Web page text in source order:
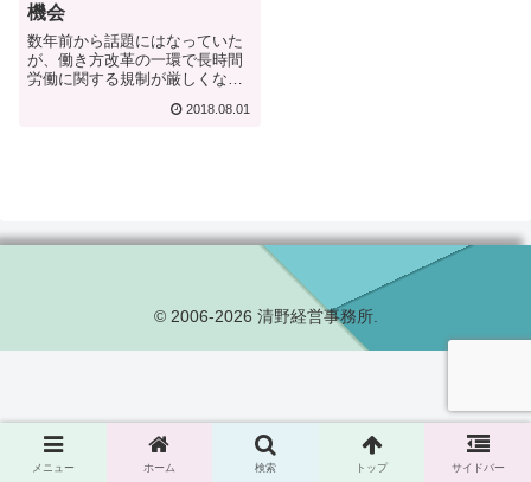
機会
数年前から話題にはなっていた
が、働き方改革の一環で長時間
労働に関する規制が厳しくなっ
360時間を原則とし、最大でも
2018.08.01
© 2006-2026 清野経営事務所.
メニュー ホーム 検索 トップ サイドバー